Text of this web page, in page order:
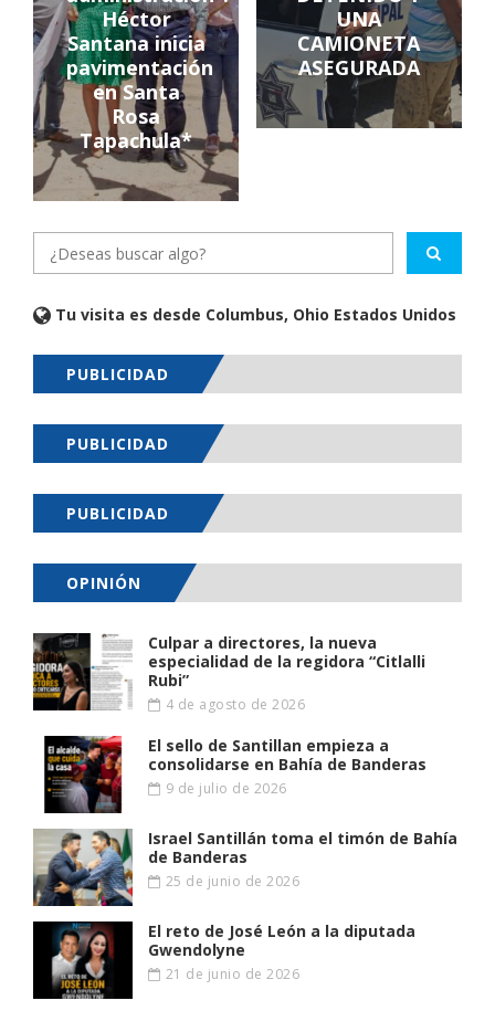
Héctor
Santana inicia
pavimentación
en Santa
Rosa
Tapachula*
UNA
CAMIONETA
ASEGURADA
Tu visita es desde Columbus, Ohio Estados Unidos
PUBLICIDAD
PUBLICIDAD
PUBLICIDAD
OPINIÓN
Culpar a directores, la nueva
especialidad de la regidora “Citlalli
Rubi”
4 de agosto de 2026
El sello de Santillan empieza a
consolidarse en Bahía de Banderas
9 de julio de 2026
Israel Santillán toma el timón de Bahía
de Banderas
25 de junio de 2026
El reto de José León a la diputada
Gwendolyne
21 de junio de 2026